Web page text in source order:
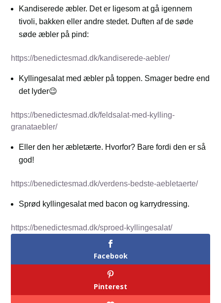
Kandiserede æbler. Det er ligesom at gå igennem
tivoli, bakken eller andre stedet. Duften af de søde
søde æbler på pind:
https://benedictesmad.dk/kandiserede-aebler/
Kyllingesalat med æbler på toppen. Smager bedre end
det lyder😉
https://benedictesmad.dk/feldsalat-med-kylling-
granataebler/
Eller den her æbletærte. Hvorfor? Bare fordi den er så
god!
https://benedictesmad.dk/verdens-bedste-aebletaerte/
Sprød kyllingesalat med bacon og karrydressing.
https://benedictesmad.dk/sproed-kyllingesalat/
Facebook
Pinterest